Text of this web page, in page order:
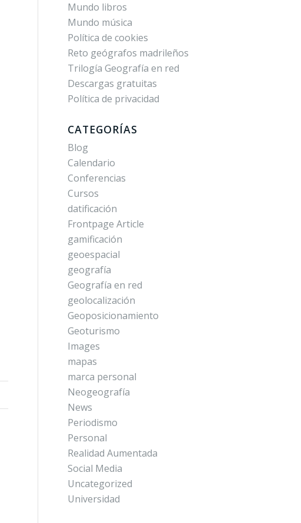
Mundo libros
Mundo música
Política de cookies
Reto geógrafos madrileños
Trilogía Geografía en red
Descargas gratuitas
Política de privacidad
CATEGORÍAS
Blog
Calendario
Conferencias
Cursos
datificación
Frontpage Article
gamificación
geoespacial
geografía
Geografía en red
geolocalización
Geoposicionamiento
Geoturismo
Images
mapas
marca personal
Neogeografía
News
Periodismo
Personal
Realidad Aumentada
Social Media
Uncategorized
Universidad